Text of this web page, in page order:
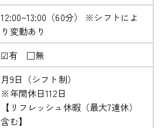
12:00~13:00（60分） ※シフトによ
り変動あり
☑有 □無
月9日（シフト制）
※年間休日112日
【リフレッシュ休暇（最大7連休）
含む】